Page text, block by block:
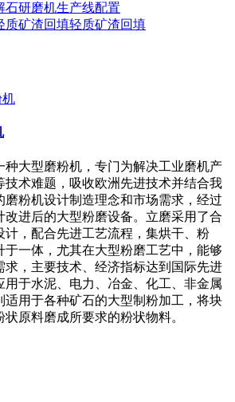
石研磨机生产线配置
质矿渣回填轻质矿渣回填
种大型磨粉机，专门为解决工业磨机产
技术难题，吸收欧洲先进技术并结合我
磨粉机设计制造理念和市场需求，经过
改进后的大型粉磨设备。立磨采用了合
计，配合先进工艺流程，集烘干、粉
于一体，尤其在大型粉磨工艺中，能够
求，主要技术、经济指标达到国际先进
用于水泥、电力、冶金、化工、非金属
适用于各种矿石的大型制粉加工，将块
原料磨成所要求的粉状物料。